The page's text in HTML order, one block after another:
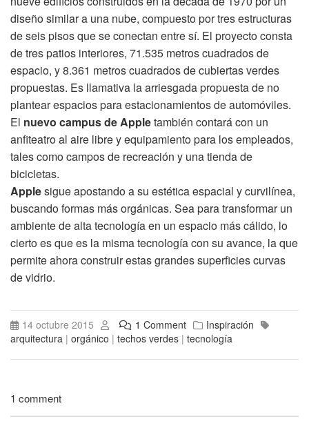
diseño similar a una nube, compuesto por tres estructuras
de seis pisos que se conectan entre sí. El proyecto consta
de tres patios interiores, 71.535 metros cuadrados de
espacio, y 8.361 metros cuadrados de cubiertas verdes
propuestas. Es llamativa la arriesgada propuesta de no
plantear espacios para estacionamientos de automóviles.
El nuevo campus de Appletambién contará con un
anfiteatro al aire libre y equipamiento para los empleados,
tales como campos de recreación y una tienda de
bicicletas.
Applesigue apostando a su estética espacial y curvilínea,
buscando formas más orgánicas. Sea para transformar un
ambiente de alta tecnología en un espacio más cálido, lo
cierto es que es la misma tecnología con su avance, la que
permite ahora construir estas grandes superficies curvas
de vidrio.
14 octubre 2015 1 Comment
Inspiración
arquitectura | orgánico | techos verdes | tecnología
1 comment